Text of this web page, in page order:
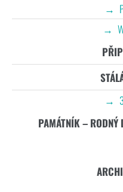
PAMÁTNÍK – RODNÝ